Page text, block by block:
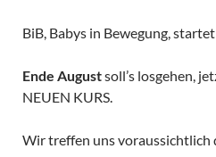
BiB, Babys in Bewegung,
Ende Augustsoll’s losgehen,
NEUEN KURS.
Wir treffen uns voraussichtlich